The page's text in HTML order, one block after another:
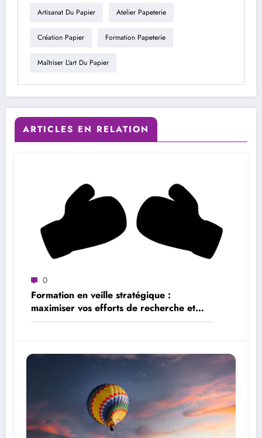
Artisanat Du Papier Atelier Papeterie
Création Papier Formation Papeterie
Maîtriser L'art Du Papier
ARTICLES EN RELATION
0
Formation en veille stratégique :
maximiser vos efforts de recherche et
d’analyse